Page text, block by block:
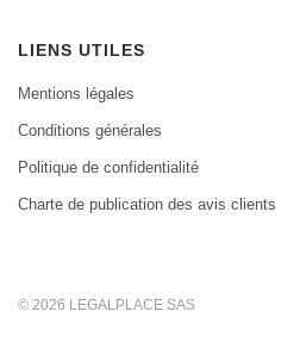
LIENS UTILES
Mentions légales
Conditions générales
Politique de confidentialité
Charte de publication des avis clients
© 2026 LEGALPLACE SAS